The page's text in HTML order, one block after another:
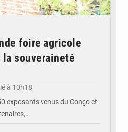
foire agricole
souveraineté
à 10h18
exposants venus du Congo et